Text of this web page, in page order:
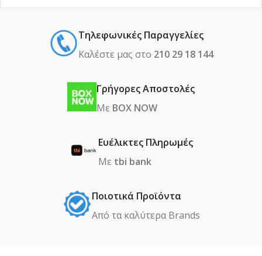
Τηλεφωνικές Παραγγελίες
Καλέστε μας στο 210 29 18 144
Γρήγορες Αποστολές
Με BOX NOW
Ευέλικτες Πληρωμές
Με tbi bank
Ποιοτικά Προϊόντα
Από τα καλύτερα Βrands